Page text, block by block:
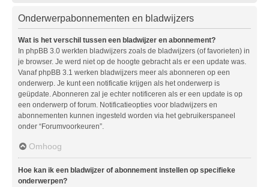
Onderwerpabonnementen en bladwijzers
Wat is het verschil tussen een bladwijzer en abonnement?
In phpBB 3.0 werkten bladwijzers zoals de bladwijzers (of favorieten) in
je browser. Je werd niet op de hoogte gebracht als er een update was.
Vanaf phpBB 3.1 werken bladwijzers meer als abonneren op een
onderwerp. Je kunt een notificatie krijgen als het onderwerp is
geüpdate. Abonneren zal je echter notificeren als er een update is op
een onderwerp of forum. Notificatieopties voor bladwijzers en
abonnementen kunnen ingesteld worden via het gebruikerspaneel
onder “Forumvoorkeuren”.
Omhoog
Hoe kan ik een bladwijzer of abonnement instellen op specifieke
onderwerpen?